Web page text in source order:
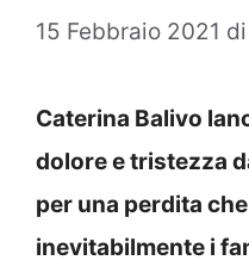
15 Febbraio 2021 di
Caterina Balivo
dolore e tristezza
per una perdita
inevitabilmente i